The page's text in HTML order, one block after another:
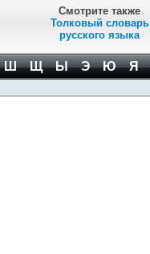
Смотрите также
Толковый словарь
русского языка
Ш Щ Ы Э Ю Я